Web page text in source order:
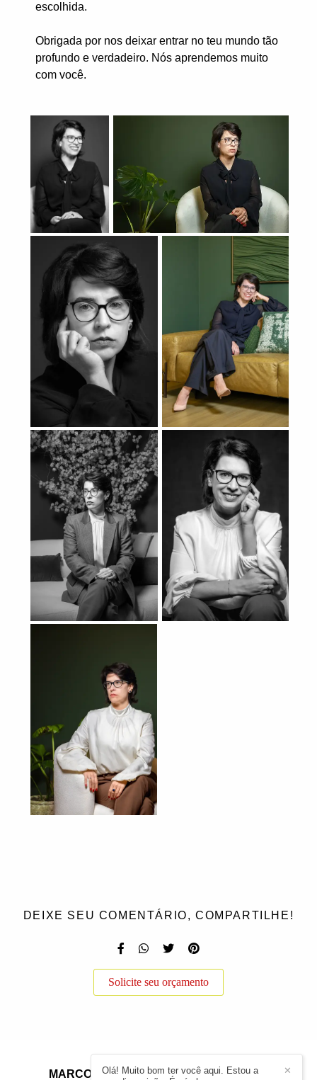
escolhida.
Obrigada por nos deixar entrar no teu mundo tão
profundo e verdadeiro. Nós aprendemos muito
com você.
DEIXE SEU COMENTÁRIO, COMPARTILHE!
Solicite seu orçamento
MARCOS ANTÔNIO TERRAS/CONTATO ✕
Olá! Muito bom ter você aqui. Estou a